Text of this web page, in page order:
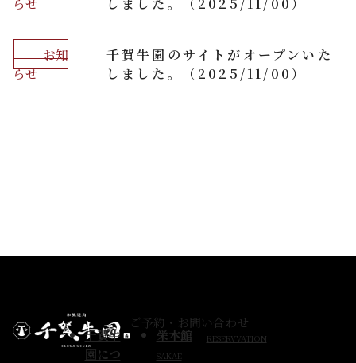
お知
らせ
千賀牛園のサイトがオープンいた
しました。（2025/11/00）
ご予約・お問い合わせ
RESERVVATION
千賀牛
園につ
栄本館
SAKAE